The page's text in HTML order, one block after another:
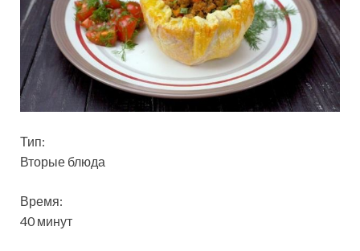
Тип:
Вторые блюда
Время:
40 минут